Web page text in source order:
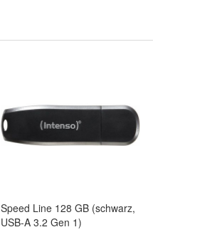
Speed Line 128 GB (schwarz,
USB-A 3.2 Gen 1)